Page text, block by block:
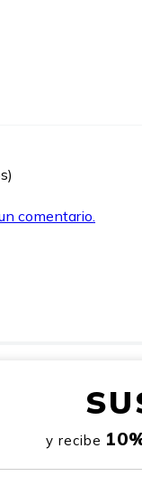
comentario.
y recibe